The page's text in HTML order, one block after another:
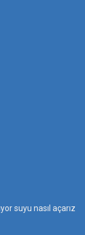
suyu nasıl açarız